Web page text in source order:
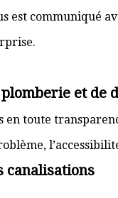
est communiqué
et de
en toute
canalisations